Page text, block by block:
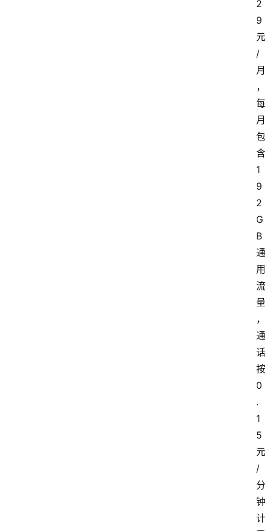
2
9
元
/
月
，
每
月
包
含
1
9
2
G
B
通
用
流
量
，
通
话
按
0
.
1
5
元
/
分
钟
计